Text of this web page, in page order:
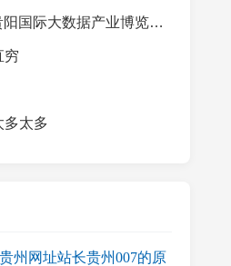
产业博览会暨全球大数据时代贵阳峰会
穷
多太多
州网址站长贵州007的原